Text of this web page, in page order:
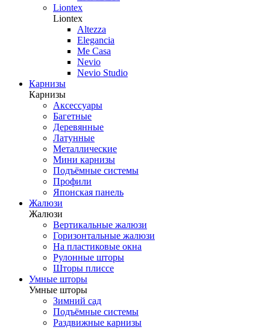
Liontex
Liontex
Altezza
Elegancia
Me Casa
Nevio
Nevio Studio
Карнизы
Карнизы
Аксессуары
Багетные
Деревянные
Латунные
Металлические
Мини карнизы
Подъёмные системы
Профили
Японская панель
Жалюзи
Жалюзи
Вертикальные жалюзи
Горизонтальные жалюзи
На пластиковые окна
Рулонные шторы
Шторы плиссе
Умные шторы
Умные шторы
Зимний сад
Подъёмные системы
Раздвижные карнизы